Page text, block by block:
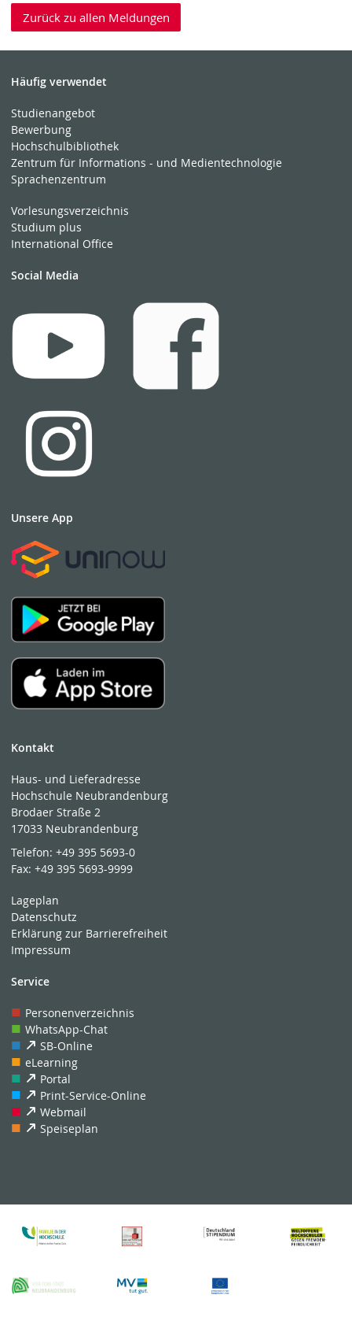
Zurück zu allen Meldungen
Häufig verwendet
Studienangebot
Bewerbung
Hochschulbibliothek
Zentrum für Informations - und Medientechnologie
Sprachenzentrum
Vorlesungsverzeichnis
Studium plus
International Office
Social Media
Unsere App
Kontakt
Haus- und Lieferadresse
Hochschule Neubrandenburg
Brodaer Straße 2
17033 Neubrandenburg
Telefon:+49 395 5693-0
Fax:+49 395 5693-9999
Lageplan
Datenschutz
Erklärung zur Barrierefreiheit
Impressum
Service
Personenverzeichnis
WhatsApp-Chat
SB-Online
eLearning
Portal
Print-Service-Online
Webmail
Speiseplan